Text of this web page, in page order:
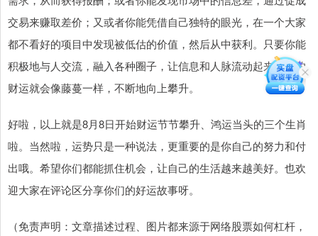
交易来赚取差价；又或者你能凭借自己独特的眼光，在一个大家
都不看好的项目中发现被低估的价值，然后从中获利。只要你能
积极地与人交流，融入各种圈子，让信息和人脉流动起来，你的
财运就会像藤蔓一样，不断地向上攀升。
好啦，以上就是8月8日开始财运节节攀升、鸿运当头的三个生肖
啦。当然啦，运势只是一种说法，更重要的是你自己的努力和付
出哦。希望你们都能抓住机会，让自己的生活越来越美好。也欢
迎大家在评论区分享你们的好运故事呀。
（免责声明：文章描述过程、图片都来源于网络股票如何杠杆，